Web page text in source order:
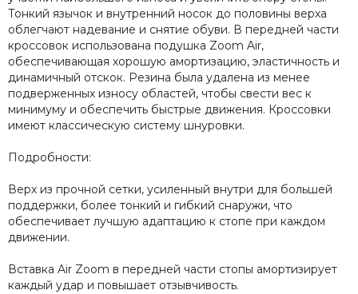
Тонкий язычок и внутренний носок до половины верха
облегчают надевание и снятие обуви. В передней части
кроссовок использована подушка Zoom Air,
обеспечивающая хорошую амортизацию, эластичность и
динамичный отскок. Резина была удалена из менее
подверженных износу областей, чтобы свести вес к
минимуму и обеспечить быстрые движения. Кроссовки
имеют классическую систему шнуровки.
Подробности:
Верх из прочной сетки, усиленный внутри для большей
поддержки, более тонкий и гибкий снаружи, что
обеспечивает лучшую адаптацию к стопе при каждом
движении.
Вставка Air Zoom в передней части стопы амортизирует
каждый удар и повышает отзывчивость.